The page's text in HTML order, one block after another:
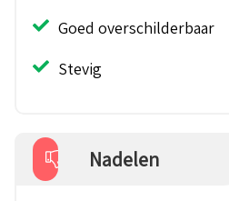
Goed overschilderbaar
Stevig
Nadelen